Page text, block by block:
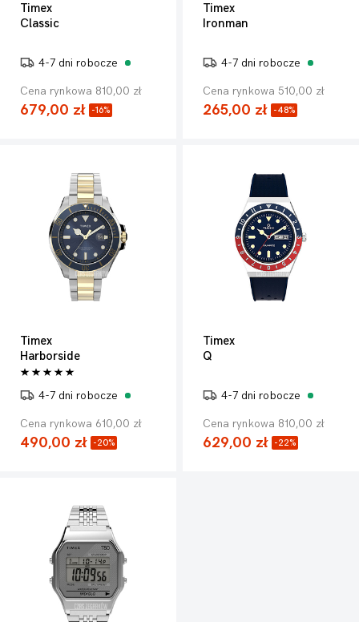
Timex
Classic
4-7 dni robocze
Cena rynkowa 810,00 zł
679,00 zł -16%
Timex
Ironman
4-7 dni robocze
Cena rynkowa 510,00 zł
265,00 zł -48%
Timex
Harborside
4-7 dni robocze
Cena rynkowa 610,00 zł
490,00 zł -20%
Timex
Q
4-7 dni robocze
Cena rynkowa 810,00 zł
629,00 zł -22%